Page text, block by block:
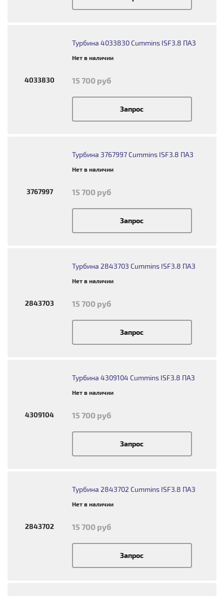
4033830
Турбина 4033830 Cummins ISF3.8 ПАЗ
Нет в наличии
15 700 руб
Запрос
3767997
Турбина 3767997 Cummins ISF3.8 ПАЗ
Нет в наличии
15 700 руб
Запрос
2843703
Турбина 2843703 Cummins ISF3.8 ПАЗ
Нет в наличии
15 700 руб
Запрос
4309104
Турбина 4309104 Cummins ISF3.8 ПАЗ
Нет в наличии
15 700 руб
Запрос
2843702
Турбина 2843702 Cummins ISF3.8 ПАЗ
Нет в наличии
15 700 руб
Запрос